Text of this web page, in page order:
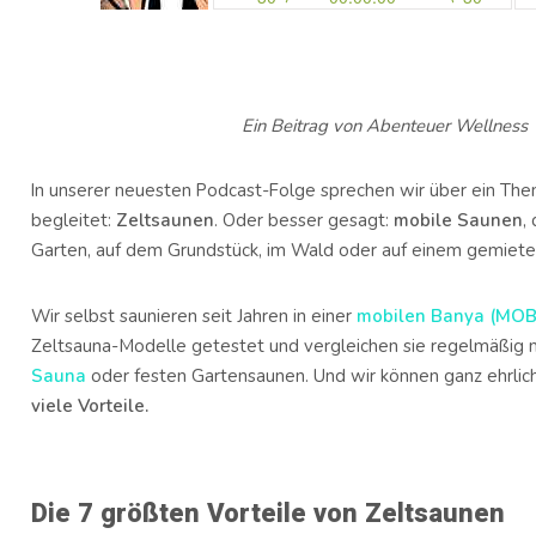
Ein Beitrag von Abenteuer Wellness
In unserer neuesten Podcast-Folge sprechen wir über ein
begleitet: Zeltsaunen. Oder besser gesagt: mobile Saunen,
Garten, auf dem Grundstück, im Wald oder auf einem
Wir selbst saunieren seit Jahren in einer mobilen Banya
Zeltsauna-Modelle getestet und vergleichen sie regelmäßig
Sauna oder festen Gartensaunen. Und wir können ganz
viele Vorteile.
Die 7 größten Vorteile von Zeltsaunen